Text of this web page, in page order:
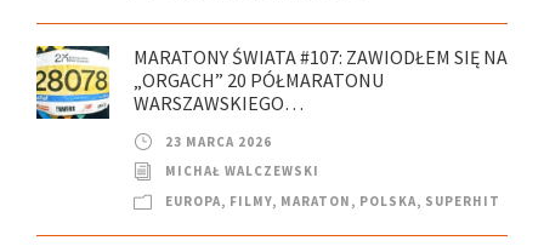
MARATONY ŚWIATA #107: ZAWIODŁEM SIĘ NA
„ORGACH” 20 PÓŁMARATONU
WARSZAWSKIEGO…
23 MARCA 2026
MICHAŁ WALCZEWSKI
EUROPA, FILMY, MARATON , POLSKA, SUPERHIT